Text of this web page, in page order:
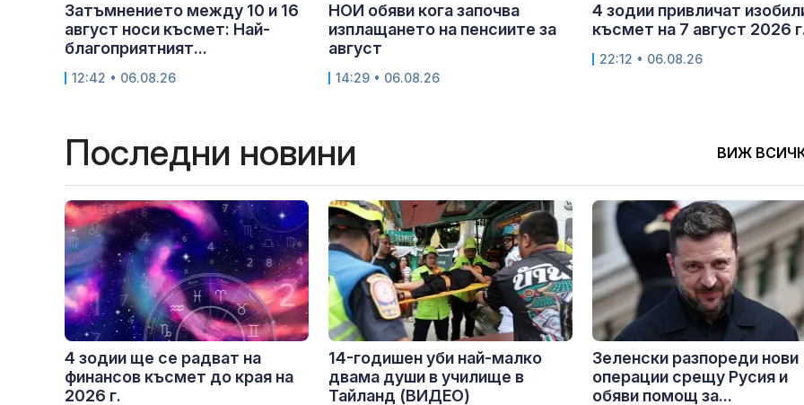
Затъмнението между 10 и 16
август носи късмет: Най-
благоприятният...
12:42 • 06.08.26
НОИ обяви кога започва
изплащането на пенсиите за
август
14:29 • 06.08.26
4 зодии привличат
късмет на 7 август 2026
22:12 • 06.08.26
Последни новини ВИЖ
4 зодии ще се радват на
финансов късмет до края на
2026 г.
14-годишен уби най-малко
двама души в училище в
Тайланд (ВИДЕО)
Зеленски разпореди нови
операции срещу Русия и
обяви помощ за...